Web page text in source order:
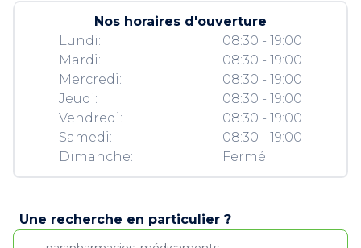
Nos horaires d'ouverture
Lundi:
Mardi:
Mercredi:
Jeudi:
Vendredi:
Samedi:
Dimanche:
08:30 - 19:00
08:30 - 19:00
08:30 - 19:00
08:30 - 19:00
08:30 - 19:00
08:30 - 19:00
Fermé
Une recherche en particulier ?